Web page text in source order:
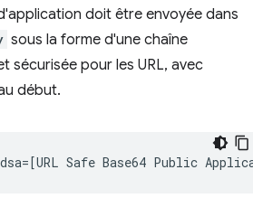
doit être envoyée dans
sous la forme d'une chaîne
sécurisée pour les URL, avec
début.